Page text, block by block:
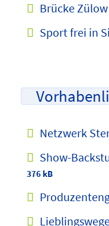
Brücke Zülow
Sport frei in
Netzwerk
Show-
376 kB